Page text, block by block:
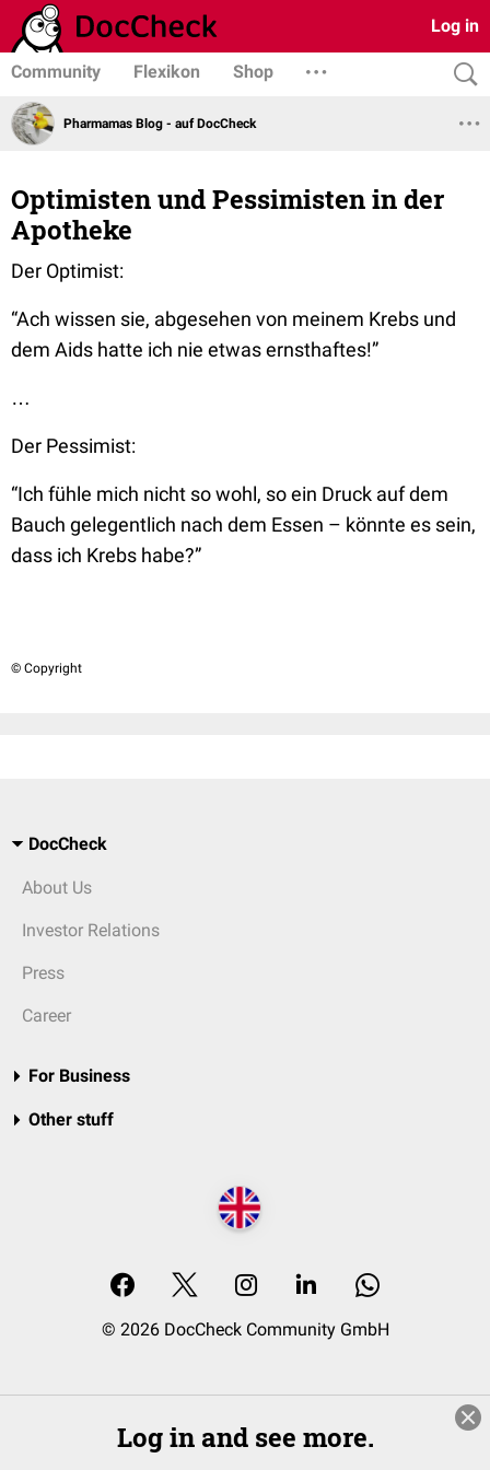
Log in
Community Flexikon Shop
Pharmamas Blog - auf DocCheck
Optimisten und Pessimisten in der
Apotheke
Der Optimist:
“Ach wissen sie, abgesehen von meinem Krebs und
dem Aids hatte ich nie etwas ernsthaftes!”
…
Der Pessimist:
“Ich fühle mich nicht so wohl, so ein Druck auf dem
Bauch gelegentlich nach dem Essen – könnte es sein,
dass ich Krebs habe?”
© Copyright
DocCheck
About Us
Investor Relations
Press
Career
For Business
Other stuff
© 2026 DocCheck Community GmbH
Log in and see more.